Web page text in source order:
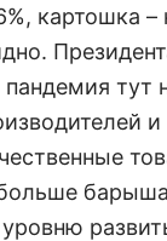
картошка
пандемия тут